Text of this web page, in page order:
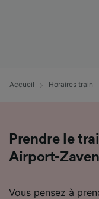
Accueil Horaires train
Prendre le
Airport-
Vous pensez à
performance